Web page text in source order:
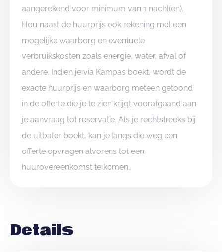
aangerekend voor minimum van 1 nacht(en).
Hou naast de huurprijs ook rekening met een
mogelijke waarborg en eventuele
verbruikskosten zoals energie, water, afval of
andere. Indien je via Kampas boekt, wordt de
exacte huurprijs en waarborg meteen getoond
in de offerte die je te zien krijgt voorafgaand aan
je aanvraag tot reservatie. Als je rechtstreeks bij
de uitbater boekt, kan je langs die weg een
offerte opvragen alvorens tot een
huurovereenkomst te komen.
Details